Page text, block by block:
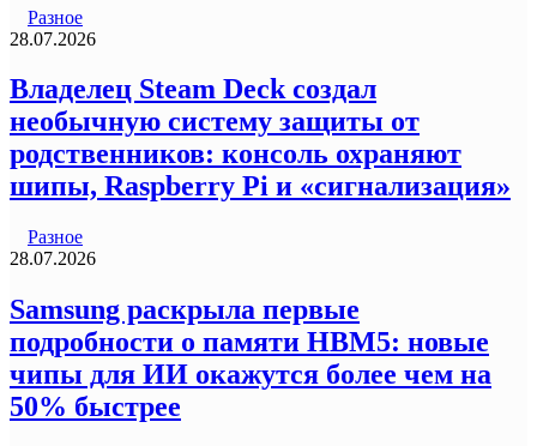
Разное
28.07.2026
Владелец Steam Deck создал
необычную систему защиты от
родственников: консоль охраняют
шипы, Raspberry Pi и «сигнализация»
Разное
28.07.2026
Samsung раскрыла первые
подробности о памяти HBM5: новые
чипы для ИИ окажутся более чем на
50% быстрее